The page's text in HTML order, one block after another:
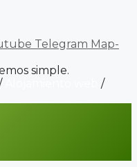
Telegram Map-
simple.
/